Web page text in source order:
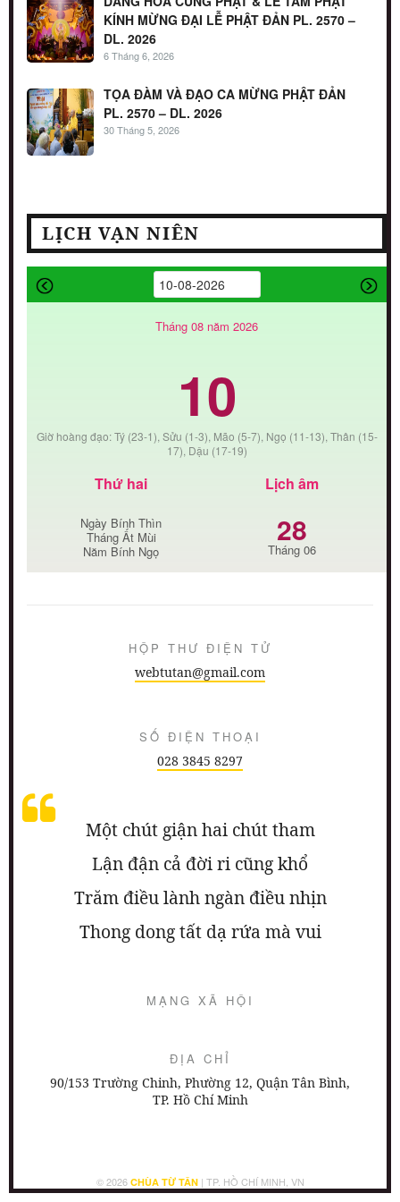
KÍNH MỪNG ĐẠI LỄ PHẬT ĐẢN PL. 2570 –
DL. 2026
6 Tháng 6, 2026
TỌA ĐÀM VÀ ĐẠO CA MỪNG PHẬT ĐẢN
PL. 2570 – DL. 2026
30 Tháng 5, 2026
LỊCH VẠN NIÊN
Tháng 08 năm 2026
10
Giờ hoàng đạo: Tý (23-1), Sửu (1-3), Mão (5-7), Ngọ (11-13), Thân (15-
17), Dậu (17-19)
Thứ hai
Ngày Bính Thìn
Tháng Ất Mùi
Năm Bính Ngọ
Lịch âm
28
Tháng 06
HỘP THƯ ĐIỆN TỬ
webtutan@gmail.com
SỐ ĐIỆN THOẠI
028 3845 8297
Một chút giận hai chút tham
Lận đận cả đời ri cũng khổ
Trăm điều lành ngàn điều nhịn
Thong dong tất dạ rứa mà vui
MẠNG XÃ HỘI
ĐỊA CHỈ
90/153 Trường Chinh, Phường 12, Quận Tân Bình,
TP. Hồ Chí Minh
© 2026 CHÙA TỪ TÂN| TP. HỒ CHÍ MINH, VN